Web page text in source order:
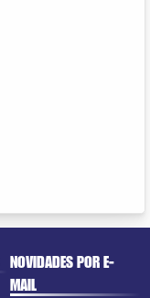
NOVIDADES POR E-
MAIL